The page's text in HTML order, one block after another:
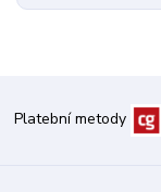
Platební metody